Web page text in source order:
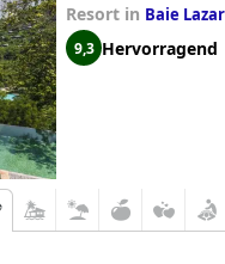
Resort in Baie
9,3 Hervorragend